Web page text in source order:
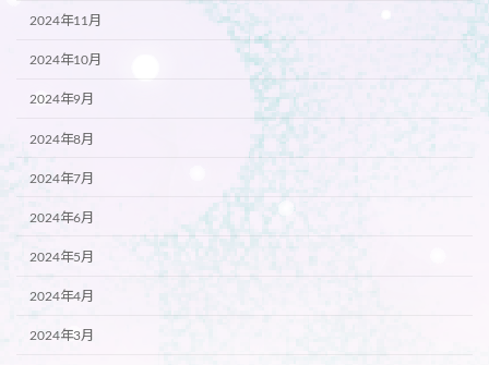
2024年11月
2024年10月
2024年9月
2024年8月
2024年7月
2024年6月
2024年5月
2024年4月
2024年3月